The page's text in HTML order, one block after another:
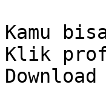
Kamu
Klik